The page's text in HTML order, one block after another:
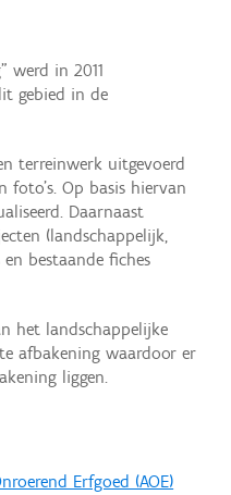
werd in 2011
gebied in de
terreinwerk uitgevoerd
foto’s. Op basis hiervan
Daarnaast
(landschappelijk,
bestaande fiches
het landschappelijke
afbakening waardoor er
liggen.
Erfgoed (AOE)